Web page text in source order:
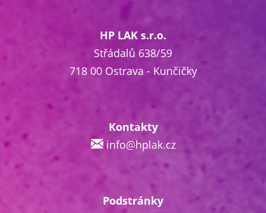
HP LAK s.r.o.
Střádalů 638/59
718 00 Ostrava - Kunčičky
Kontakty
info@hplak.cz
Podstránky